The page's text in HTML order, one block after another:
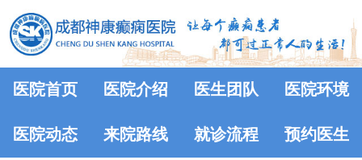
医院首页 医院介绍 医生团队 医院环境
医院动态 来院路线 就诊流程 预约医生